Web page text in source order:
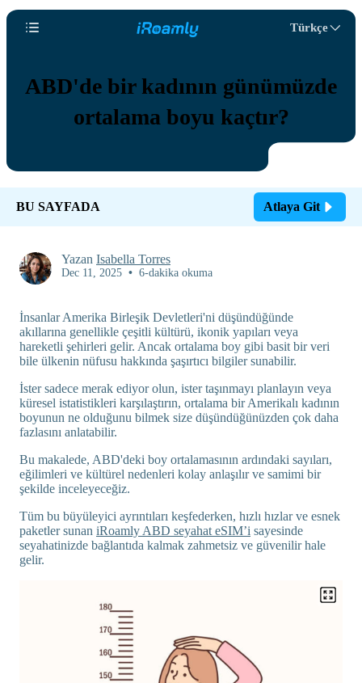
Türkçe
ABD'de bir kadının günümüzde
ortalama boyu kaçtır?
BU SAYFADA Atlaya Git
Yazan Isabella Torres
Dec 11, 2025 • 6-dakika okuma
İnsanlar Amerika Birleşik Devletleri'ni düşündüğünde
akıllarına genellikle çeşitli kültürü, ikonik yapıları veya
hareketli şehirleri gelir. Ancak ortalama boy gibi basit bir veri
bile ülkenin nüfusu hakkında şaşırtıcı bilgiler sunabilir.
İster sadece merak ediyor olun, ister taşınmayı planlayın veya
küresel istatistikleri karşılaştırın, ortalama bir Amerikalı kadının
boyunun ne olduğunu bilmek size düşündüğünüzden çok daha
fazlasını anlatabilir.
Bu makalede, ABD'deki boy ortalamasının ardındaki sayıları,
eğilimleri ve kültürel nedenleri kolay anlaşılır ve samimi bir
şekilde inceleyeceğiz.
Tüm bu büyüleyici ayrıntıları keşfederken, hızlı hızlar ve esnek
paketler sunan iRoamly ABD seyahat eSIM’i sayesinde
seyahatinizde bağlantıda kalmak zahmetsiz ve güvenilir hale
gelir.